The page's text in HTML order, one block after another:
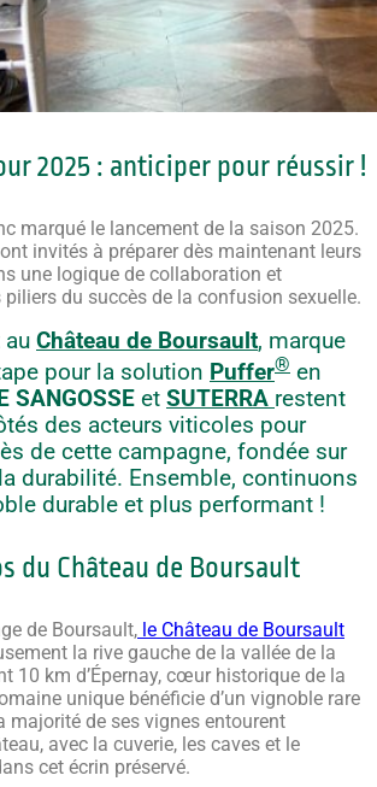
2025 : anticiper pour réussir !
marqué le lancement de la saison 2025.
invités à préparer dès maintenant leurs
une logique de collaboration et
piliers du succès de la confusion sexuelle.
au Château de Boursault, marque
pour la solution Puffer® en
SANGOSSE et SUTERRA restent
des acteurs viticoles pour
de cette campagne, fondée sur
durabilité. Ensemble, continuons
durable et plus performant !
du Château de Boursault
de Boursault, le Château de Boursault
la rive gauche de la vallée de la
10 km d’Épernay, cœur historique de la
unique bénéficie d’un vignoble rare
majorité de ses vignes entourent
avec la cuverie, les caves et le
cet écrin préservé.